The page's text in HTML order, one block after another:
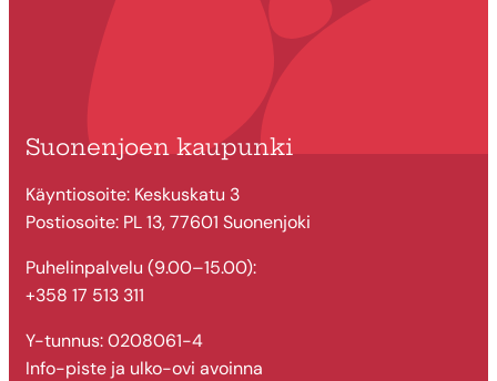
Suonenjoen kaupunki
Käyntiosoite: Keskuskatu 3
Postiosoite: PL 13, 77601 Suonenjoki
Puhelinpalvelu (9.00–15.00):
+358 17 513 311
Y-tunnus: 0208061-4
Info-piste ja ulko-ovi avoinna